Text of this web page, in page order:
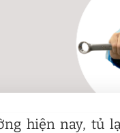
hiện nay, tủ